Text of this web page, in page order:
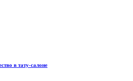
в тату-салоне